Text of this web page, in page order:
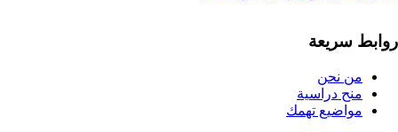
روابط سريعة
من نحن
منح دراسية
مواضيع تهمك